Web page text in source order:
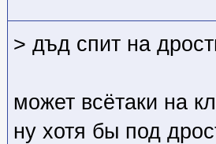
> дъд спит на
может всётаки на
ну хотя бы под